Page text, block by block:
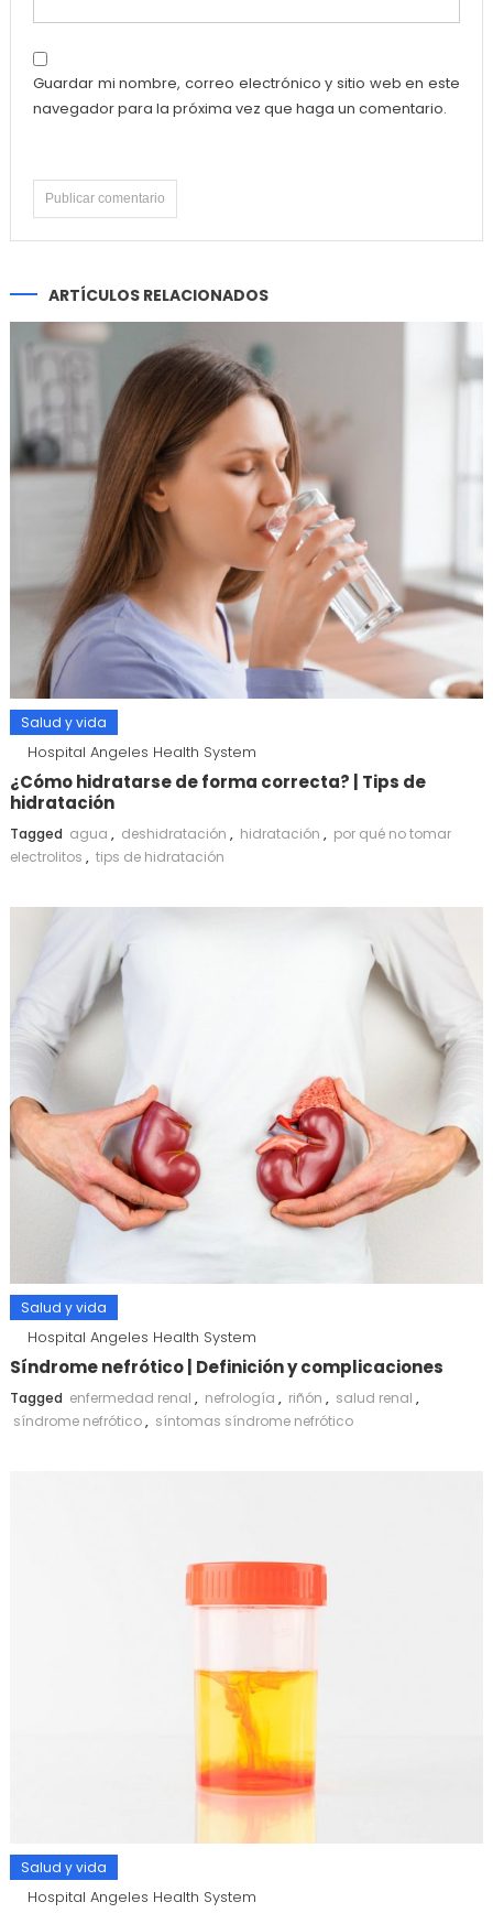
Guardar mi nombre, correo electrónico y sitio web en este
navegador para la próxima vez que haga un comentario.
ARTÍCULOS RELACIONADOS
Salud y vida
Hospital Angeles Health System
¿Cómo hidratarse de forma correcta? | Tips de
hidratación
Tagged agua , deshidratación , hidratación , por qué no tomar
electrolitos , tips de hidratación
Salud y vida
Hospital Angeles Health System
Síndrome nefrótico | Definición y complicaciones
Tagged enfermedad renal , nefrología , riñón , salud renal ,
síndrome nefrótico, síntomas síndrome nefrótico
Salud y vida
Hospital Angeles Health System